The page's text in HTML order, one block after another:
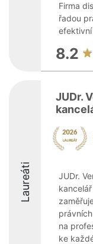
Firma
řadou
efektivní
8.2
Laureáti
JUDr.
JUDr.
na
ke